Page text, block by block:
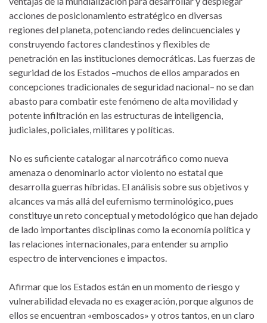
acciones de posicionamiento estratégico en diversas
regiones del planeta, potenciando redes delincuenciales y
construyendo factores clandestinos y flexibles de
penetración en las instituciones democráticas. Las fuerzas de
seguridad de los Estados –muchos de ellos amparados en
concepciones tradicionales de seguridad nacional– no se dan
abasto para combatir este fenómeno de alta movilidad y
potente infiltración en las estructuras de inteligencia,
judiciales, policiales, militares y políticas.
No es suficiente catalogar al narcotráfico como nueva
amenaza o denominarlo actor violento no estatal que
desarrolla guerras híbridas. El análisis sobre sus objetivos y
alcances va más allá del eufemismo terminológico, pues
constituye un reto conceptual y metodológico que han dejado
de lado importantes disciplinas como la economía política y
las relaciones internacionales, para entender su amplio
espectro de intervenciones e impactos.
Afirmar que los Estados están en un momento de riesgo y
vulnerabilidad elevada no es exageración, porque algunos de
ellos se encuentran «emboscados» y otros tantos, en un claro